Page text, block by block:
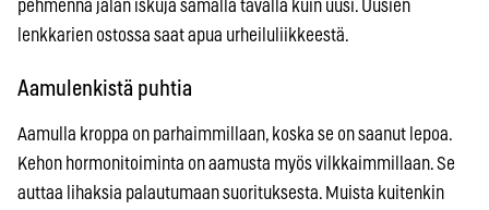
pehmennä jalan iskuja samalla tavalla kuin uusi. Uusien
lenkkarien ostossa saat apua urheiluliikkeestä.
Aamulenkistä puhtia
Aamulla kroppa on parhaimmillaan, koska se on saanut lepoa.
Kehon hormonitoiminta on aamusta myös vilkkaimmillaan. Se
auttaa lihaksia palautumaan suorituksesta. Muista kuitenkin